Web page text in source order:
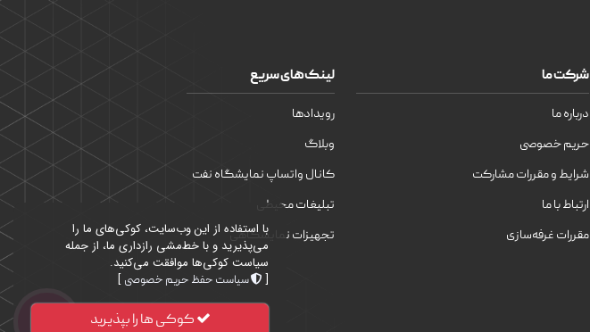
شرکت ما
درباره ما
حریم خصوصی
شرایط و مقررات مشارکت
ارتباط با ما
مقررات غرفه‌سازی
لینک‌های سریع
رویدادها
وبلاگ
کانال واتساپ نمایشگاه نفت
تبلیغات محیطی
تجهیزات نمایشگاهیبا استفاده از این وب‌سایت، کوکی‌های ما را
می‌پذیرید و با خط‌مشی رازداری ما، از جمله
سیاست کوکی‌ها موافقت می‌کنید.
[
سیاست حفظ حریم خصوصی ]
کوکی ها را بپذیرید